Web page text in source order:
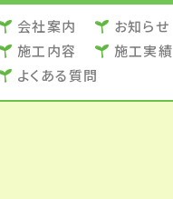
会社案内 お知らせ
施⼯内容
施⼯実績
よくある質問